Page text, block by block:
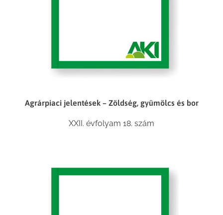
Agrárpiaci jelentések – Zöldség, gyümölcs és bor
XXII. évfolyam 18. szám